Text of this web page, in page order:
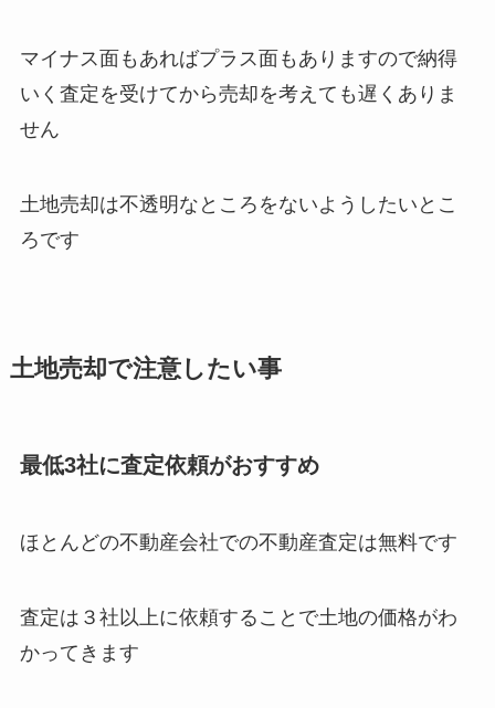
マイナス面もあればプラス面もありますので納得
いく査定を受けてから売却を考えても遅くありま
せん
土地売却は不透明なところをないようしたいとこ
ろです
土地売却で注意したい事
最低3社に査定依頼がおすすめ
ほとんどの不動産会社での不動産査定は無料です
査定は３社以上に依頼することで土地の価格がわ
かってきます